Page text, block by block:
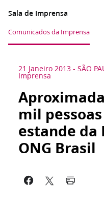
Sala de Imprensa
Comunicados da Imprensa
21 Janeiro 2013 - SÃO
Imprensa
mil
estande da
ONG Brasil